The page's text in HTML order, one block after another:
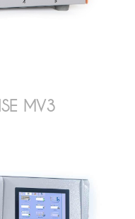
MV3